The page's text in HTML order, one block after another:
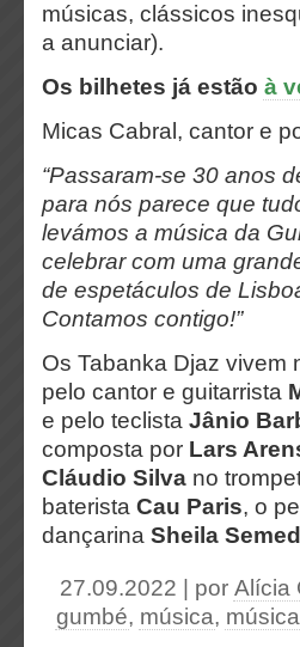
músicas, clássicos
a anunciar).
Os bilhetes já estão à
Micas Cabral, cantor e
“Passaram-se 30 anos
para nós parece que
levámos a música da
celebrar com uma
de espetáculos de
Contamos contigo!”
Os Tabanka Djaz vivem
pelo cantor e guitarrista
e pelo teclista Jânio
composta por Lars
Cláudio Silva no
baterista Cau Paris, o
dançarina Sheila
27.09.2022 | por Alícia
gumbé, música,